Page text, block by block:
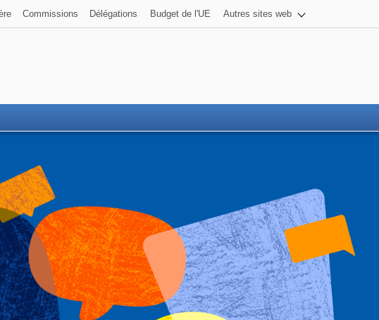
Commissions Délégations Budget de l'UE Autres sites web